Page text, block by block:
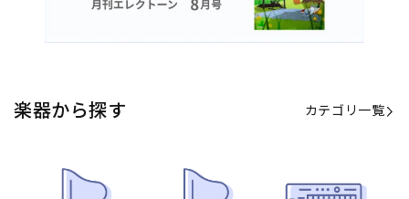
楽器から探す カテゴリ一覧